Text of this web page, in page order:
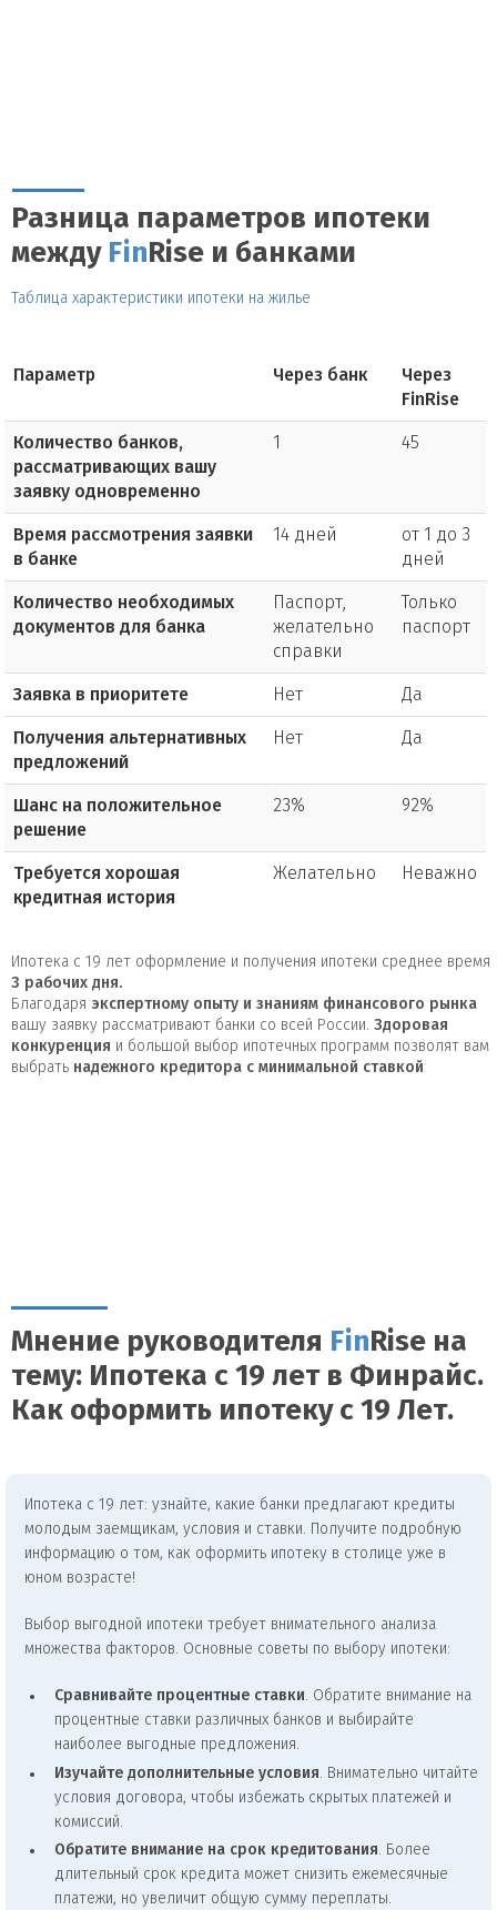
Разница параметров ипотеки
между Fin Rise и банками
Таблица характеристики ипотеки на жилье
Параметр Через банк
Через
FinRise
Количество банков,
рассматривающих вашу
заявку одновременно
1 45
Время рассмотрения заявки
в банке
14 дней
от 1 до 3
дней
Количество необходимых
документов для банка
Паспорт,
желательно
справки
Только
паспорт
Заявка в приоритете Нет Да
Получения альтернативных
предложений
Нет Да
Шанс на положительное
решение
23% 92%
Требуется хорошая
кредитная история
Желательно Неважно
Ипотека с 19 лет оформление и получения ипотеки среднее время
3 рабочих дня.
Благодаря экспертному опыту и знаниям финансового рынка
вашу заявку рассматривают банки со всей России. Здоровая
конкуренция и большой выбор ипотечных программ позволят вам
выбрать надежного кредитора с минимальной ставкой
Мнение руководителя Fin Rise на
тему: Ипотека с 19 лет в Финрайс.
Как оформить ипотеку с 19 Лет.
Ипотека с 19 лет: узнайте, какие банки предлагают кредиты
молодым заемщикам, условия и ставки. Получите подробную
информацию о том, как оформить ипотеку в столице уже в
юном возрасте!
Выбор выгодной ипотеки требует внимательного анализа
множества факторов. Основные советы по выбору ипотеки:
Сравнивайте процентные ставки. Обратите внимание на
процентные ставки различных банков и выбирайте
наиболее выгодные предложения.
Изучайте дополнительные условия . Внимательно читайте
условия договора, чтобы избежать скрытых платежей и
комиссий.
Обратите внимание на срок кредитования. Более
длительный срок кредита может снизить ежемесячные
платежи, но увеличит общую сумму переплаты.